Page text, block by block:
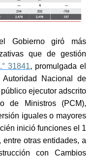
Gobierno giró más
que de gestión
31841, promulgada el
Nacional de
ejecutor adscrito
de Ministros (PCM),
iguales o mayores
inició funciones el 1
otras entidades, a
con Cambios